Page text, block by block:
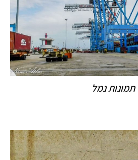
תמונות נמל